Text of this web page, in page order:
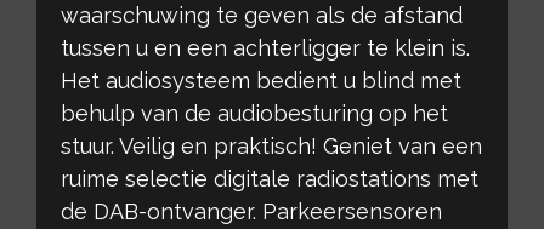
waarschuwing te geven als de afstand
tussen u en een achterligger te klein is.
Het audiosysteem bedient u blind met
behulp van de audiobesturing op het
stuur. Veilig en praktisch! Geniet van een
ruime selectie digitale radiostations met
de DAB-ontvanger. Parkeersensoren